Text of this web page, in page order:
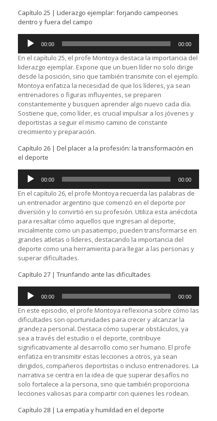
Capítulo 25 | Liderazgo ejemplar: forjando campeones
dentro y fuera del campo
Reproductor
audio
00:00 00:00
En el capítulo 25, el profe Montoya destaca la importancia del
liderazgo ejemplar. Expone que un buen líder no solo dirige
desde la posición, sino que también transmite con el ejemplo.
Montoya enfatiza la necesidad de que los líderes, ya sean
entrenadores o figuras influyentes, se preparen
constantemente y busquen aprender algo nuevo cada día.
Sostiene que, como líder, es crucial impulsar a los jóvenes y
deportistas a seguir el mismo camino de constante
crecimiento y preparación.
Capítulo 26 | Del placer a la profesión: la transformación en
el deporte
Reproductor
audio
00:00 00:00
En el capítulo 26, el profe Montoya recuerda las palabras de
un entrenador argentino que comenzó en el deporte por
diversión y lo convirtió en su profesión. Utiliza esta anécdota
para resaltar cómo aquellos que ingresan al deporte,
inicialmente como un pasatiempo, pueden transformarse en
grandes atletas o líderes, destacando la importancia del
deporte como una herramienta para llegar a las personas y
superar dificultades.
Capítulo 27 | Triunfando ante las dificultades
Reproductor
audio
00:00 00:00
En este episodio, el profe Montoya reflexiona sobre cómo las
dificultades son oportunidades para crecer y alcanzar la
grandeza personal. Destaca cómo superar obstáculos, ya
sea a través del estudio o el deporte, contribuye
significativamente al desarrollo como ser humano. El profe
enfatiza en transmitir estas lecciones a otros, ya sean
dirigidos, compañeros deportistas o incluso entrenadores. La
narrativa se centra en la idea de que superar desafíos no
solo fortalece a la persona, sino que también proporciona
lecciones valiosas para compartir con quienes les rodean.
Capítulo 28 | La empatía y humildad en el deporte